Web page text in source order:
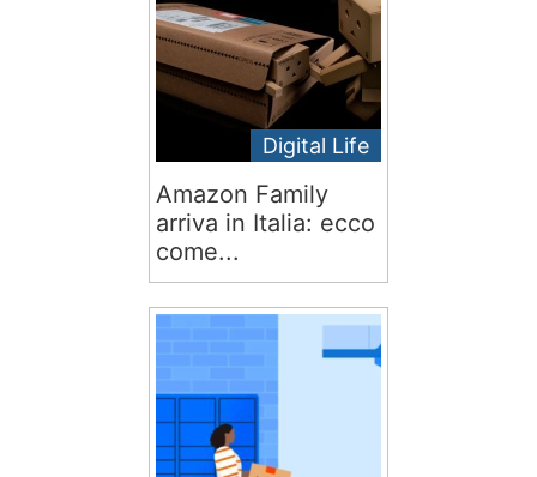
Digital Life
Amazon Family
arriva in Italia: ecco
come...